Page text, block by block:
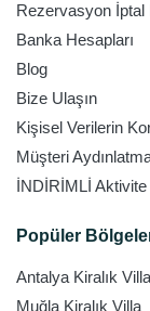
Rezervasyon İptal
Banka Hesapları
Blog
Bize Ulaşın
Kişisel Verilerin
Müşteri
İNDİRİMLİ Aktivite
Popüler
Antalya Kiralık Villa
Muğla Kiralık Villa